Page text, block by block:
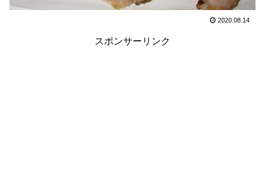
2020.08.14
スポンサーリンク